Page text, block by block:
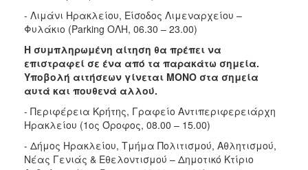
- Λιμάνι Ηρακλείου, Είσοδος Λιμεναρχείου –
Φυλάκιο (Parking ΟΛΗ, 06.30 – 23.00)
Η συμπληρωμένη αίτηση θα πρέπει να
επιστραφεί σε ένα από τα παρακάτω σημεία.
Υποβολή αιτήσεων γίνεται ΜΟΝΟ στα σημεία
αυτά και πουθενά αλλού.
- Περιφέρεια Κρήτης, Γραφείο Αντιπεριφερειάρχη
Ηρακλείου (1ος Όροφος, 08.00 – 15.00)
- Δήμος Ηρακλείου, Τμήμα Πολιτισμού, Αθλητισμού,
Νέας Γενιάς & Εθελοντισμού – Δημοτικό Κτίριο